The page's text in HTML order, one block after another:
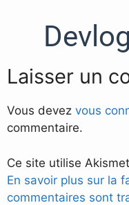
Laisser un
Vous devez vous
commentaire.
Ce site utilise
En savoir plus sur la
commentaires sont